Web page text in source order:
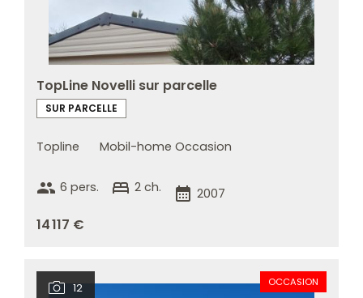
TopLine Novelli sur parcelle
SUR PARCELLE
Topline Mobil-home Occasion
group 6 pers. bed 2 ch. calendar_month 2007
14 117 €
12 OCCASION